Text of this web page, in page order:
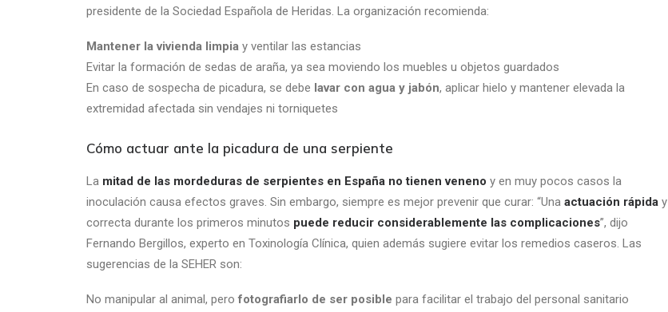
presidente de la Sociedad Española de Heridas. La organización recomienda:
Mantener la vivienda limpia y ventilar las estancias
Evitar la formación de sedas de araña, ya sea moviendo los muebles u objetos guardados
En caso de sospecha de picadura, se debe lavar con agua y jabón, aplicar hielo y mantener elevada la
extremidad afectada sin vendajes ni torniquetes
Cómo actuar ante la picadura de una serpiente
La mitad de las mordeduras de serpientes en España no tienen veneno y en muy pocos casos la
inoculación causa efectos graves. Sin embargo, siempre es mejor prevenir que curar: “Una actuación rápida y
correcta durante los primeros minutos puede reducir considerablemente las complicaciones”, dijo
Fernando Bergillos, experto en Toxinología Clínica, quien además sugiere evitar los remedios caseros. Las
sugerencias de la SEHER son:
No manipular al animal, perofotografiarlo de ser posible para facilitar el trabajo del personal sanitario